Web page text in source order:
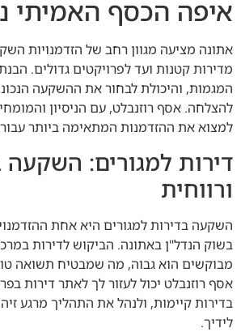
איפה הכסף האמיתי
אתונה מציעה מגוון רחב של הזדמנויות
מדירות קטנות ועד לפרויקטים גדולים.
המגמות, והיכולת לבחור את ההשקעה
להצלחה. אסף רוזנבלט, עם הניסיון
למצוא את ההזדמנות המתאימה ביותר
דירות למגורים:
ורווחית
השקעה בדירות למגורים היא אחת
בשוק הנדל"ן באתונה. הביקוש לדירות
מבוקשים הוא גבוה, מה שמבטיח תשואה
אסף רוזנבלט יכול לעזור לך לאתר דירות
בדירות קיימות, ולנהל את התהליך מרגע
לידיך.